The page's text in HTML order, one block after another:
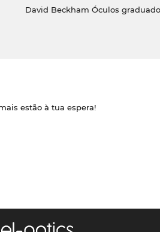
David Beckham Óculos
estão à tua espera!